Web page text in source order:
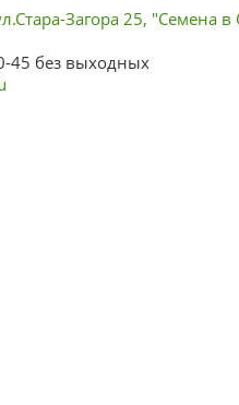
Загора 25, "Семена в
45 без выходных